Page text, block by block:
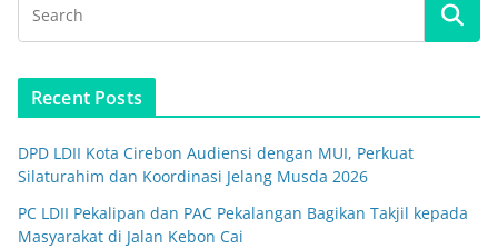
Recent Posts
DPD LDII Kota Cirebon Audiensi dengan MUI, Perkuat
Silaturahim dan Koordinasi Jelang Musda 2026
PC LDII Pekalipan dan PAC Pekalangan Bagikan Takjil kepada
Masyarakat di Jalan Kebon Cai